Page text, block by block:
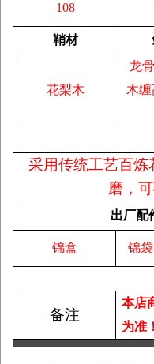
108
鞘材
花梨木
龙
木
采用传统工艺百炼
磨，
出厂配
锦盒 锦袋
备注
本店
为准！